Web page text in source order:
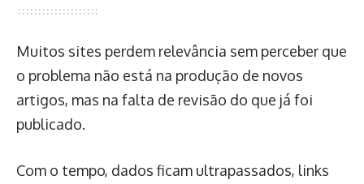
Muitos sites perdem relevância sem perceber que
o problema não está na produção de novos
artigos, mas na falta de revisão do que já foi
publicado.
Com o tempo, dados ficam ultrapassados, links